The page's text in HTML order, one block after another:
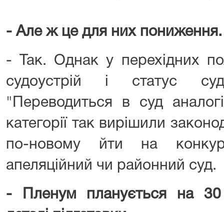
- Але ж це для них пониження.
- Так. Однак у перехідних
судоустрій і статус
"Переводиться в суд
категорії так вирішили
по-новому йти на
апеляційний чи районний суд.
- Пленум планується на 30